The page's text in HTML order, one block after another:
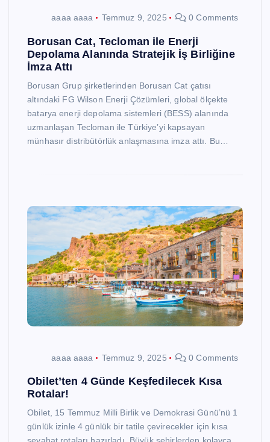
aaaa aaaa Temmuz 9, 2025 0 Comments
Borusan Cat, Tecloman ile Enerji
Depolama Alanında Stratejik İş Birliğine
İmza Attı
Borusan Grup şirketlerinden Borusan Cat çatısı
altındaki FG Wilson Enerji Çözümleri, global ölçekte
batarya enerji depolama sistemleri (BESS) alanında
uzmanlaşan Tecloman ile Türkiye’yi kapsayan
münhasır distribütörlük anlaşmasına imza attı. Bu…
aaaa aaaa Temmuz 9, 2025 0 Comments
Obilet’ten 4 Günde Keşfedilecek Kısa
Rotalar!
Obilet, 15 Temmuz Milli Birlik ve Demokrasi Günü’nü 1
günlük izinle 4 günlük bir tatile çevirecekler için kısa